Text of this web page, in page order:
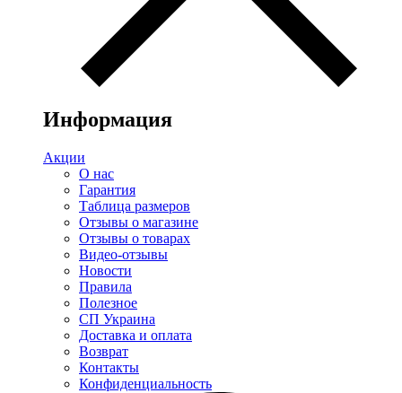
Информация
Акции
О нас
Гарантия
Таблица размеров
Отзывы о магазине
Отзывы о товарах
Видео-отзывы
Новости
Правила
Полезное
СП Украина
Доставка и оплата
Возврат
Контакты
Конфиденциальность